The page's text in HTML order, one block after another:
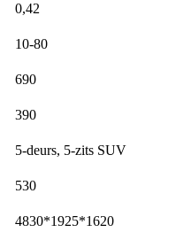
0,42
10-80
690
390
5-deurs, 5-zits SUV
530
4830*1925*1620